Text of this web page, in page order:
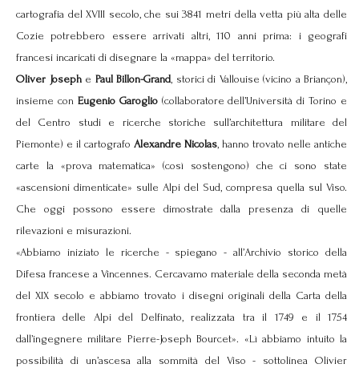
cartografia del XVIII secolo, che sui 3841 metri della vetta più alta delle
Cozie potrebbero essere arrivati altri, 110 anni prima: i geografi
francesi incaricati di disegnare la «mappa» del territorio.
Oliver Josephe Paul Billon-Grand, storici di Vallouise (vicino a Briançon),
insieme con Eugenio Garoglio(collaboratore dell’Università di Torino e
del Centro studi e ricerche storiche sull’architettura militare del
Piemonte) e il cartografo Alexandre Nicolas, hanno trovato nelle antiche
carte la «prova matematica» (così sostengono) che ci sono state
«ascensioni dimenticate» sulle Alpi del Sud, compresa quella sul Viso.
Che oggi possono essere dimostrate dalla presenza di quelle
rilevazioni e misurazioni.
«Abbiamo iniziato le ricerche - spiegano - all’Archivio storico della
Difesa francese a Vincennes. Cercavamo materiale della seconda metà
del XIX secolo e abbiamo trovato i disegni originali della Carta della
frontiera delle Alpi del Delfinato, realizzata tra il 1749 e il 1754
dall’ingegnere militare Pierre-Joseph Bourcet». «Lì abbiamo intuito la
possibilità di un’ascesa alla sommità del Viso - sottolinea Olivier